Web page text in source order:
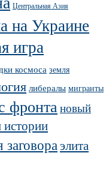
Центральная Азия
на Украине
игра
космоса земля
либералы мигранты
фронта новый
истории
заговора элита